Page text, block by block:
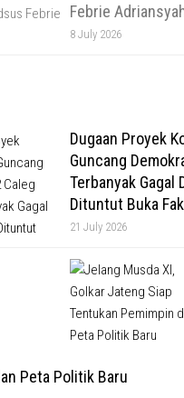
Febrie
8 July 2026
Dugaan Proyek
Guncang
Terbanyak Gagal
Dituntut Buka
21 July 2026
Peta Politik Baru